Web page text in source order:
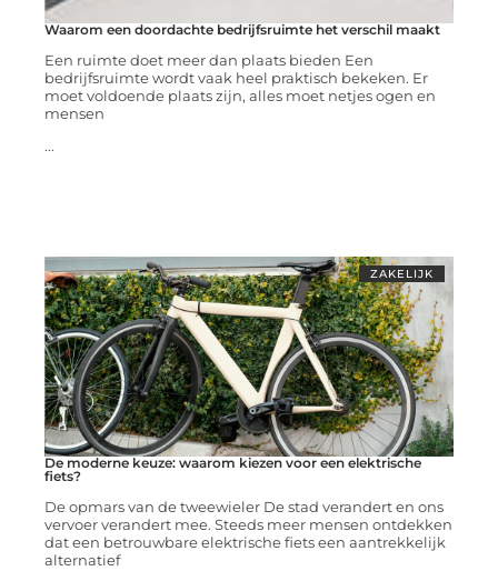
Waarom een doordachte bedrijfsruimte het verschil maakt
Een ruimte doet meer dan plaats bieden Een
bedrijfsruimte wordt vaak heel praktisch bekeken. Er
moet voldoende plaats zijn, alles moet netjes ogen en
mensen
...
ZAKELIJK
De moderne keuze: waarom kiezen voor een elektrische
fiets?
De opmars van de tweewieler De stad verandert en ons
vervoer verandert mee. Steeds meer mensen ontdekken
dat een betrouwbare elektrische fiets een aantrekkelijk
alternatief